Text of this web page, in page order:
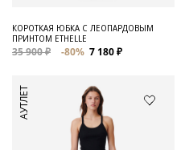
КОРОТКАЯ ЮБКА С ЛЕОПАРДОВЫМ
ПРИНТОМ ETHELLE
35 900 ₽ -80% 7 180 ₽
АУТЛЕТ